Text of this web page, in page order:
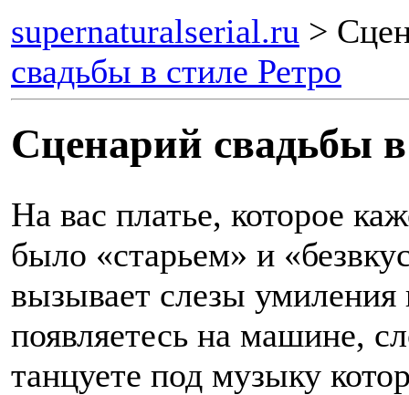
supernaturalserial.ru >
свадьбы в стиле Ретро
Сценарий свадьбы
На вас платье, которое
было «старьем» и
вызывает слезы
появляетесь на машине,
танцуете под музыку